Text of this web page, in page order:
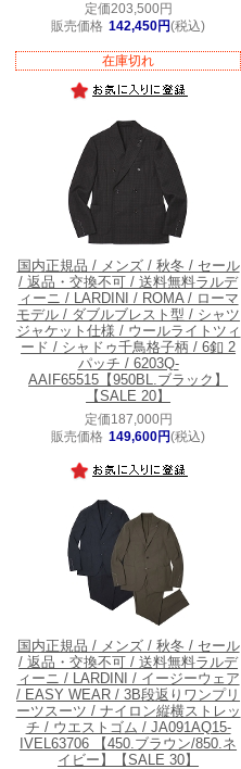
定価203,500円
販売価格 142,450円(税込)
在庫切れ
国内正規品 / メンズ / 秋冬 / セール
/ 返品・交換不可 / 送料無料ラルデ
ィーニ / LARDINI / ROMA / ローマ
モデル / ダブルブレスト型 / シャツ
ジャケット仕様 / ウールライトツィ
ード / シャドゥ千鳥格子柄 / 6釦 2
パッチ / 6203Q-
AAIF65515【950BL.ブラック】
【SALE 20】
定価187,000円
販売価格 149,600円(税込)
国内正規品 / メンズ / 秋冬 / セール
/ 返品・交換不可 / 送料無料ラルデ
ィーニ / LARDINI / イージーウェア
/ EASY WEAR / 3B段返りワンプリ
ーツスーツ / ナイロン縦横ストレッ
チ / ウエストゴム / JA091AQ15-
IVEL63706 【450.ブラウン/850.ネ
イビー】【SALE 30】